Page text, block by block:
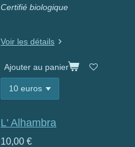
Certifié biologique
Voir les détails
Ajouter au panier
L' Alhambra
10,00 €